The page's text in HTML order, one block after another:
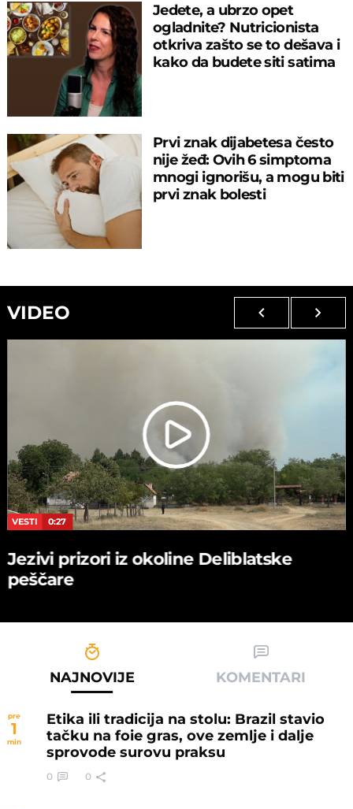
Jedete, a ubrzo opet
ogladnite? Nutricionista
otkriva zašto se to dešava i
kako da budete siti satima
Prvi znak dijabetesa često
nije žeđ: Ovih 6 simptoma
mnogi ignorišu, a mogu biti
prvi znak bolesti
VIDEO
VESTI 0:27
Jezivi prizori iz okoline Deliblatske
peščare
NAJNOVIJE KOMENTARI
pre
1
min
Etika ili tradicija na stolu: Brazil stavio
tačku na foie gras, ove zemlje i dalje
sprovode surovu praksu
0 0